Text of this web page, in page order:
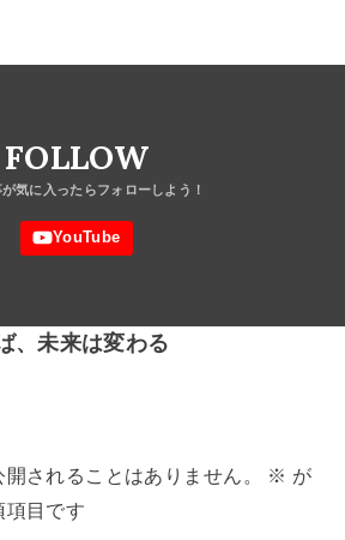
FOLLOW
、未来は変わる
されることはありません。 ※ が
項目です